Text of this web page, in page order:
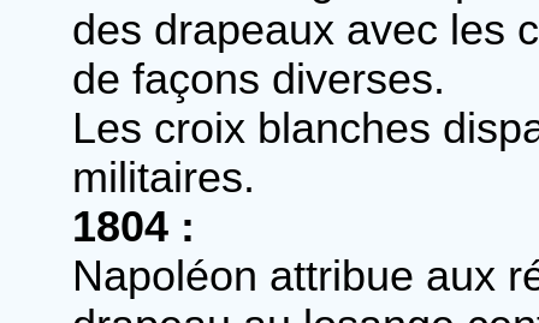
des drapeaux avec les
de façons diverses.
Les croix blanches
militaires.
1804 :
Napoléon attribue aux